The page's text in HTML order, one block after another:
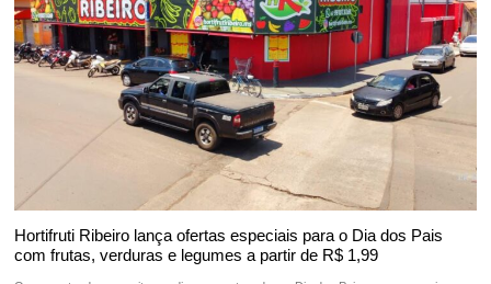
Hortifruti Ribeiro lança ofertas especiais para o Dia dos Pais
com frutas, verduras e legumes a partir de R$ 1,99